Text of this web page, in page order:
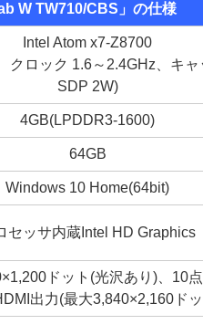
W TW710/CBS」の仕様
Intel Atom x7-Z8700
クロック 1.6～2.4GHz、キャ
SDP 2W)
4GB(LPDDR3-1600)
64GB
Windows 10 Home(64bit)
セッサ内蔵Intel HD Graphics
ドット(光沢あり)、10点
出力(最大3,840×2,160ド